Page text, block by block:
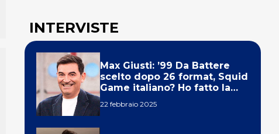
INTERVISTE
Max Giusti: ’99 Da Battere
scelto dopo 26 format, Squid
Game italiano? Ho fatto la
22 febbraio 2025